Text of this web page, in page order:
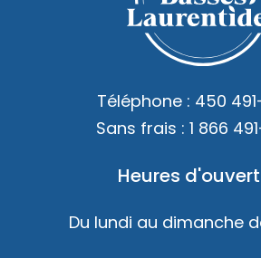
Téléphone : 450
Sans frais : 1 866
Heures
Du lundi au dimanche